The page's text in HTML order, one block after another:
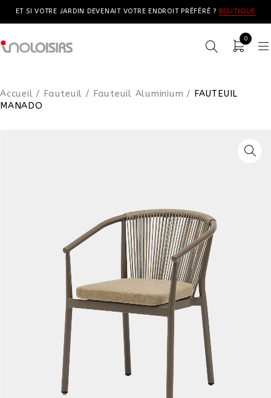
ET SI VOTRE JARDIN DEVENAIT VOTRE ENDROIT PRÉFÉRÉ ? BOUTIQUE
0
Accueil / Fauteuil / Fauteuil Aluminium / FAUTEUIL
MANADO